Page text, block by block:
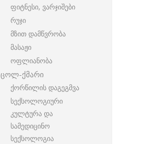
ფიტნესი, ვარჯიშები
რუჯი
მზით დამწვრობა
მასაჟი
ოფლიანობა
ცოლ-ქმარი
ქორწილის დაგეგმვა
სექსოლოგიური
კულტურა და
სამედიცინო
სექსოლოგია